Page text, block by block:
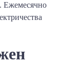
Ежемесячно